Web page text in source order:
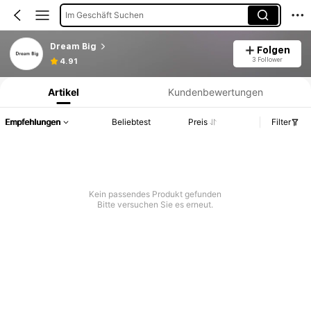
Im Geschäft Suchen
Dream Big
4.91
Folgen
3 Follower
Produktinformation: Preisangabe, Verkaufs- und Lagerbestandsdetails.
Artikel Kundenbewertungen
Empfehlungen Beliebtest Preis Filter
Kein passendes Produkt gefunden
Bitte versuchen Sie es erneut.